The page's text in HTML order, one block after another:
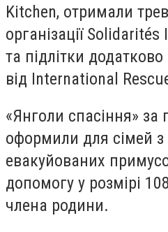
Kitchen, отримали
організації
та підлітки
від International
«Янголи спасіння»
оформили для сімей з
евакуйованих
допомогу у розмірі
члена родини.